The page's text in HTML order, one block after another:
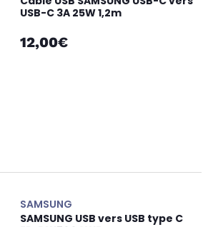
USB-C 3A 25W 1,2m
12,00€
SAMSUNG
SAMSUNG USB vers USB type C